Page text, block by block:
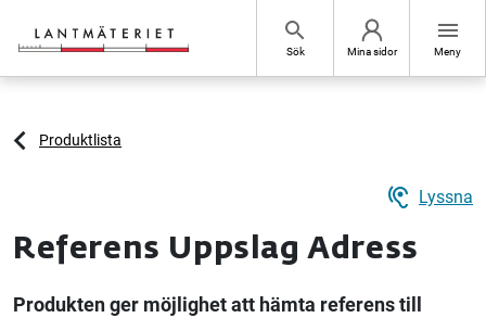
search
Sök Mina sidor
menu
Meny
Produktlista
hearing Lyssna
Referens Uppslag Adress
Produkten ger möjlighet att hämta referens till